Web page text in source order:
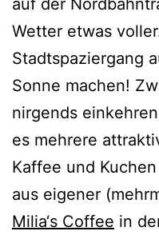
Wetter etwas
Stadtspaziergang
Sonne machen!
nirgends
es mehrere
Kaffee und
aus eigener
Milia‘s Coffee in